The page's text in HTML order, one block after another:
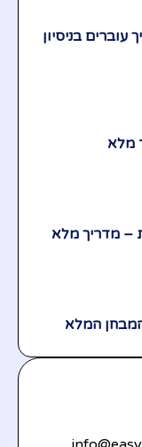
בניסיון
מלא
– מדריך מלא
המלא